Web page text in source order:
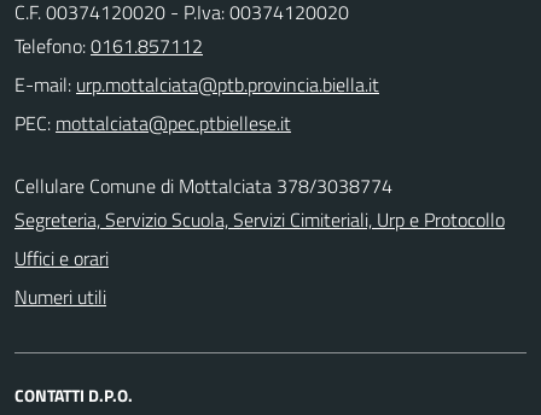
C.F. 00374120020 - P.Iva: 00374120020
Telefono:0161.857112
E-mail:
PEC:
Cellulare Comune di Mottalciata 378/3038774
Segreteria, Servizio Scuola, Servizi Cimiteriali, Urp e Protocollo
Uffici e orari
Numeri utili
CONTATTI D.P.O.